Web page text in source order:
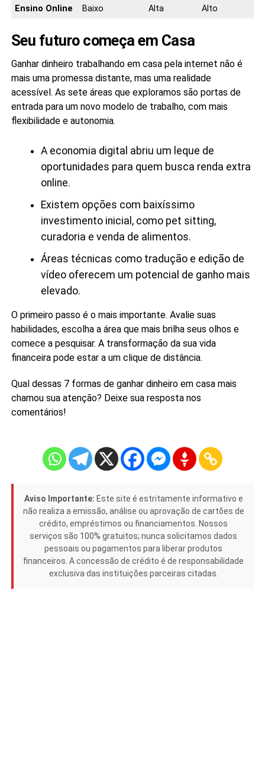
Ensino Online Baixo Alta Alto
Seu futuro começa em Casa
Ganhar dinheiro trabalhando em casa pela internet não é
mais uma promessa distante, mas uma realidade
acessível. As sete áreas que exploramos são portas de
entrada para um novo modelo de trabalho, com mais
flexibilidade e autonomia.
A economia digital abriu um leque de
oportunidades para quem busca renda extra
online.
Existem opções com baixíssimo
investimento inicial, como pet sitting,
curadoria e venda de alimentos.
Áreas técnicas como tradução e edição de
vídeo oferecem um potencial de ganho mais
elevado.
O primeiro passo é o mais importante. Avalie suas
habilidades, escolha a área que mais brilha seus olhos e
comece a pesquisar. A transformação da sua vida
financeira pode estar a um clique de distância.
Qual dessas 7 formas de ganhar dinheiro em casa mais
chamou sua atenção? Deixe sua resposta nos
comentários!
Aviso Importante: Este site é estritamente informativo e
não realiza a emissão, análise ou aprovação de cartões de
crédito, empréstimos ou financiamentos. Nossos
serviços são 100% gratuitos; nunca solicitamos dados
pessoais ou pagamentos para liberar produtos
financeiros. A concessão de crédito é de responsabilidade
exclusiva das instituições parceiras citadas.